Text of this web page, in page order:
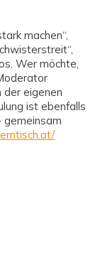
machen“,
Wer möchte,
der eigenen
ist ebenfalls
gemeinsam